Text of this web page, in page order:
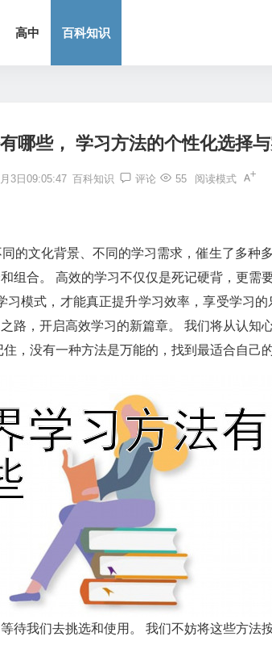
高中 百科知识
哪些， 学习方法的个性化选择
3日09:05:47 百科知识 评论 55 阅读模式
的文化背景、不同的学习需求，催生了多种
组合。 高效的学习不仅仅是死记硬背，更需
模式，才能真正提升学习效率，享受学习
路，开启高效学习的新篇章。 我们将从认知
，没有一种方法是万能的，找到最适合自己
我们去挑选和使用。 我们不妨将这些方法